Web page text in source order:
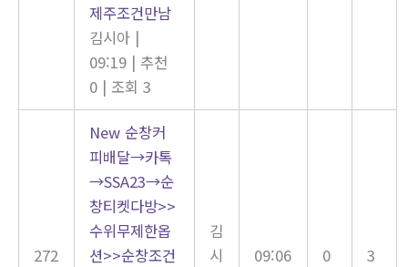
제주조건만남
김시아 |
09:19 | 추천
0 | 조회 3
272
New 순창커
피배달→카톡
→SSA23→순
창티켓다방>>
수위무제한옵
션>>순창조건
김
시
09:06 0 3